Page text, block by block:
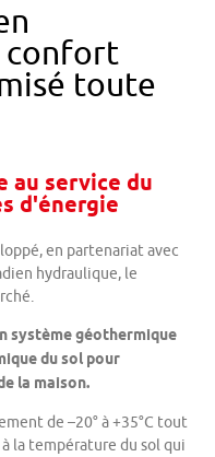
confort
toute
au service du
d'énergie
en partenariat avec
hydraulique, le
système géothermique
du sol pour
la maison.
de –20° à +35°C tout
la température du sol qui